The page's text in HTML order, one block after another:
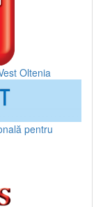
Oltenia
pentru